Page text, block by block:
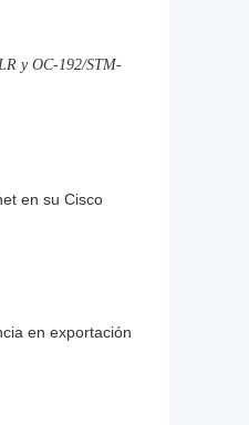
y OC-192/STM-
en su Cisco
en exportación